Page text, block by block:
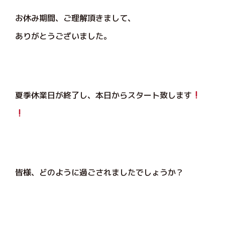
お休み期間、ご理解頂きまして、
ありがとうございました。
夏季休業日が終了し、本日からスタート致します
皆様、どのように過ごされましたでしょうか？